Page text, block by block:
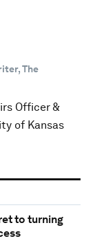
The
Officer &
of Kansas
to turning